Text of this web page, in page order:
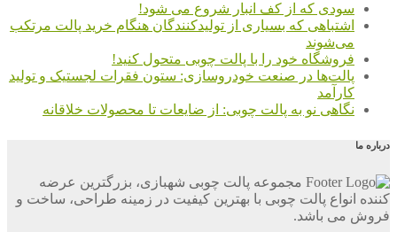
سودی که از کف انبار شروع می شود!
اشتباهی که بسیاری از تولیدکنندگان هنگام خرید پالت مرتکب
می‌شوند
فروشگاه خود را با پالت چوبی متحول کنید!
پالت‌ها در صنعت خودروسازی: ستون فقرات لجستیک و تولید
کارآمد
نگاهی نو به پالت چوبی: از ضایعات تا محصولات خلاقانه
درباره ما
مجموعه پالت چوبی شهبازی، بزرگترین عرضه
کننده انواع پالت چوبی با بهترین کیفیت در زمینه طراحی، ساخت و
فروش می باشد.